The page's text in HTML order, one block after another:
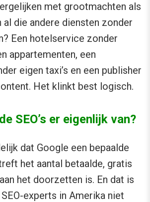
met grootmachten als
al die andere diensten zonder
Een hotelservice zonder
appartementen, een
eigen taxi’s en een publisher
Het klinkt best logisch.
SEO’s er eigenlijk van?
dat Google een bepaalde
het aantal betaalde, gratis
het doorzetten is. En dat is
experts in Amerika niet